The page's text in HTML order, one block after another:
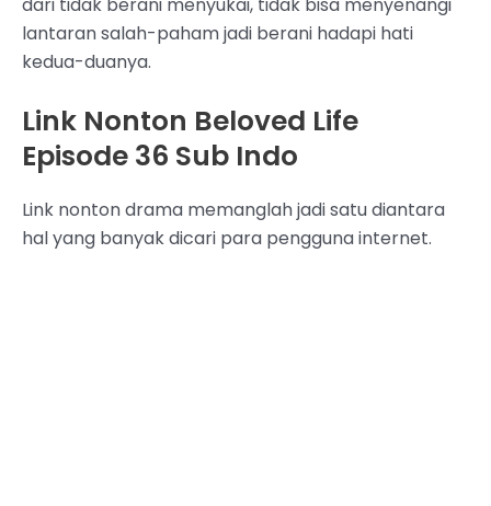
lantaran salah-paham jadi berani hadapi hati
kedua-duanya.
Link Nonton Beloved Life
Episode 36 Sub Indo
Link nonton drama memanglah jadi satu diantara
hal yang banyak dicari para pengguna internet.